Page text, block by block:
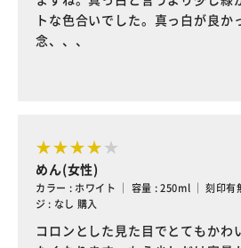
トな色合いでした。真っ白が良か
念、、、
めん(女性)
カラー : ホワイト ｜ 容量 : 250ml ｜ 刻印有
ジ : なし 購入
コロンとした見た目でとてもかわ